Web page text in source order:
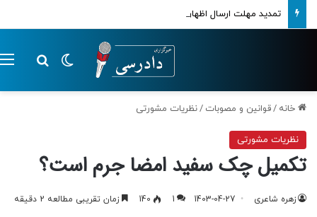
تمدید مهلت ارسال اظهارنامه‌های مالیاتی تا پایان تابستان 1405
تغییر پوسته
خانه /قوانین و مصوبات /نظریات مشورتی
نظریات مشورتی
تکمیل چک سفید امضا جرم است؟
زهره شاعری 1403-04-27
1
140 زمان تقریبی مطالعه 2 دقیقه